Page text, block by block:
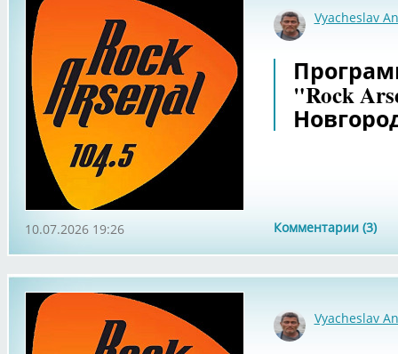
Vyacheslav
"Rock
Комментарии (3)
10.07.2026 19:26
Vyacheslav